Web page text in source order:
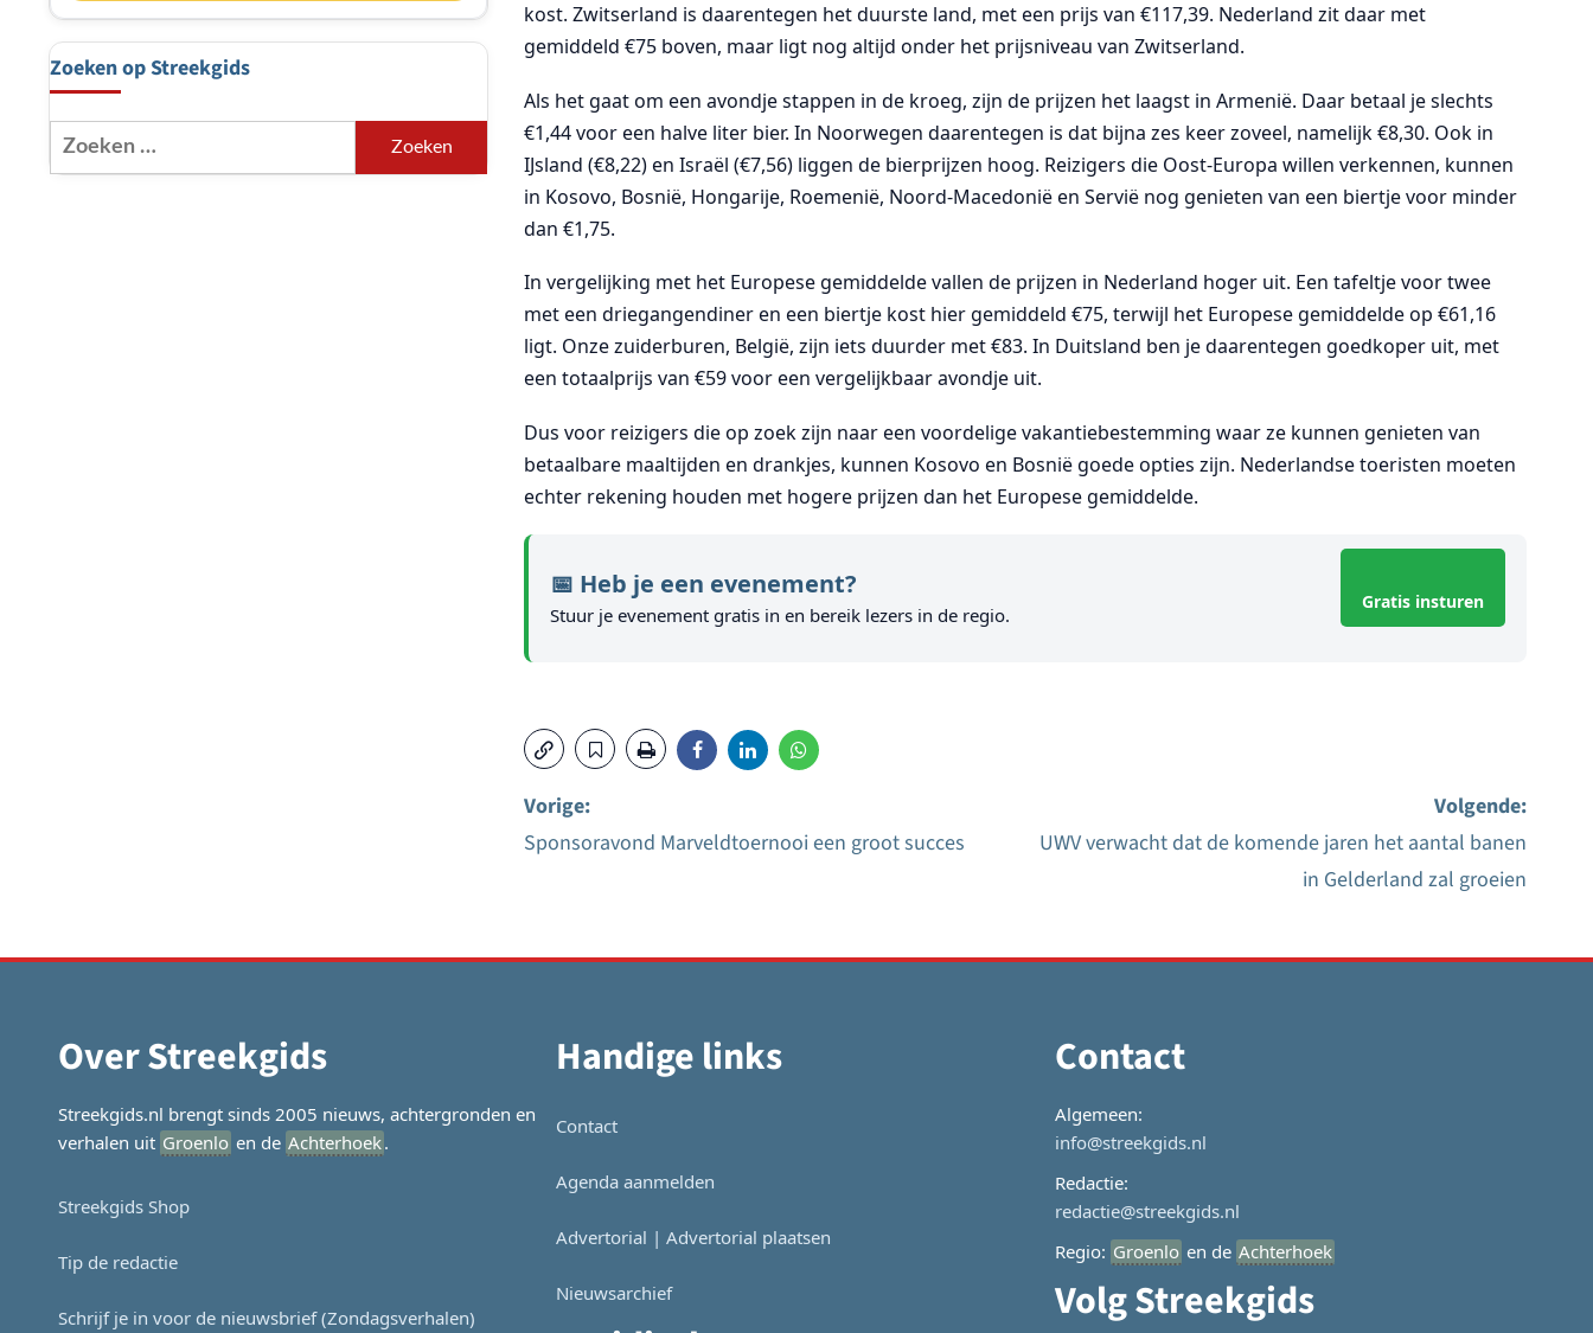
kost. Zwitserland is daarentegen het duurste land, met een prijs van €117,39. Nederland zit daar met
gemiddeld €75 boven, maar ligt nog altijd onder het prijsniveau van Zwitserland.
Als het gaat om een avondje stappen in de kroeg, zijn de prijzen het laagst in Armenië. Daar betaal je slechts
€1,44 voor een halve liter bier. In Noorwegen daarentegen is dat bijna zes keer zoveel, namelijk €8,30. Ook in
IJsland (€8,22) en Israël (€7,56) liggen de bierprijzen hoog. Reizigers die Oost-Europa willen verkennen, kunnen
in Kosovo, Bosnië, Hongarije, Roemenië, Noord-Macedonië en Servië nog genieten van een biertje voor minder
dan €1,75.
In vergelijking met het Europese gemiddelde vallen de prijzen in Nederland hoger uit. Een tafeltje voor twee
met een driegangendiner en een biertje kost hier gemiddeld €75, terwijl het Europese gemiddelde op €61,16
ligt. Onze zuiderburen, België, zijn iets duurder met €83. In Duitsland ben je daarentegen goedkoper uit, met
een totaalprijs van €59 voor een vergelijkbaar avondje uit.
Dus voor reizigers die op zoek zijn naar een voordelige vakantiebestemming waar ze kunnen genieten van
betaalbare maaltijden en drankjes, kunnen Kosovo en Bosnië goede opties zijn. Nederlandse toeristen moeten
echter rekening houden met hogere prijzen dan het Europese gemiddelde.
📅 Heb je een evenement?
Stuur je evenement gratis in en bereik lezers in de regio.
Gratis insturen
Bericht
Vorige:
Sponsoravond Marveldtoernooi een groot succes
Volgende:
UWV verwacht dat de komende jaren het aantal banen
in Gelderland zal groeien
Zoeken op Streekgids
Zoeken
naar:
Over Streekgids
Streekgids.nl brengt sinds 2005 nieuws, achtergronden en
verhalen uit Groenlo en de Achterhoek.
Streekgids Shop
Tip de redactie
Schrijf je in voor de nieuwsbrief (Zondagsverhalen)
Handige links
Contact
Agenda aanmelden
Advertorial | Advertorial plaatsen
Nieuwsarchief
Contact
Algemeen:
info@streekgids.nl
Redactie:
redactie@streekgids.nl
Regio: Groenlo en de Achterhoek
Volg Streekgids